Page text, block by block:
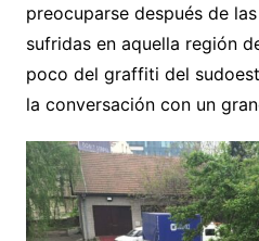
preocuparse después de
sufridas en aquella región
poco del graffiti del
la conversación con un